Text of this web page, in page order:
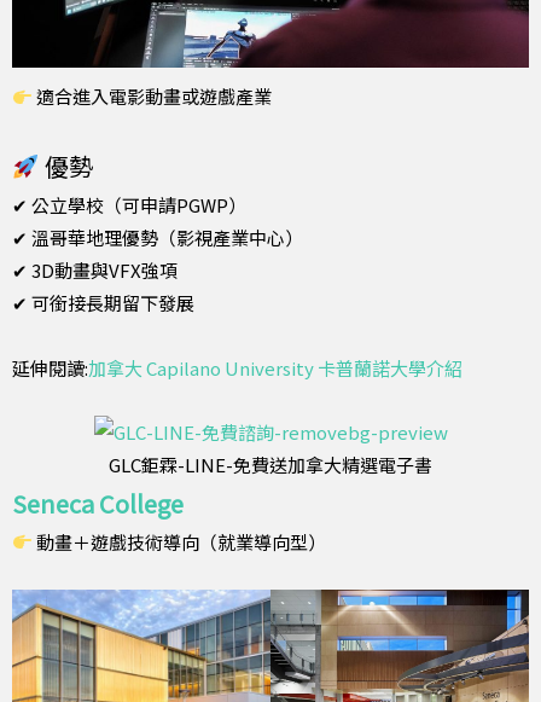
適合進入電影動畫或遊戲產業
優勢
✔ 公立學校（可申請PGWP）
✔ 溫哥華地理優勢（影視產業中心）
✔ 3D動畫與VFX強項
✔ 可銜接長期留下發展
延伸閱讀:加拿大 Capilano University 卡普蘭諾大學介紹
GLC鉅霖-LINE-免費送加拿大精選電子書
Seneca College
動畫＋遊戲技術導向（就業導向型）